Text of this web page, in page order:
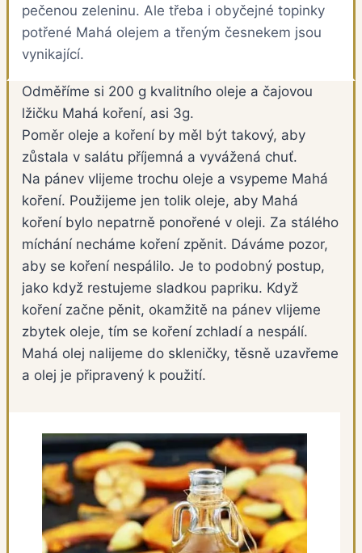
pečenou zeleninu. Ale třeba i obyčejné topinky
potřené Mahá olejem a třeným česnekem jsou
vynikající.
Odměříme si 200 g kvalitního oleje a čajovou
lžičku Mahá koření, asi 3g.
Poměr oleje a koření by měl být takový, aby
zůstala v salátu příjemná a vyvážená chuť.
Na pánev vlijeme trochu oleje a vsypeme Mahá
koření. Použijeme jen tolik oleje, aby Mahá
koření bylo nepatrně ponořené v oleji. Za stálého
míchání necháme koření zpěnit. Dáváme pozor,
aby se koření nespálilo. Je to podobný postup,
jako když restujeme sladkou papriku. Když
koření začne pěnit, okamžitě na pánev vlijeme
zbytek oleje, tím se koření zchladí a nespálí.
Mahá olej nalijeme do skleničky, těsně uzavřeme
a olej je připravený k použití.